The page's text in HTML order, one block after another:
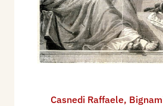
Casnedi Raffaele,